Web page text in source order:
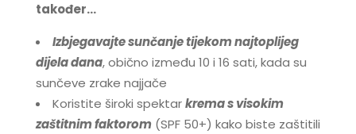
također…
Izbjegavajte sunčanje tijekom najtoplijeg
dijela dana, obično između 10 i 16 sati, kada su
sunčeve zrake najjače
Koristite široki spektarkrema s visokim
zaštitnim faktorom (SPF 50+) kako biste zaštitili